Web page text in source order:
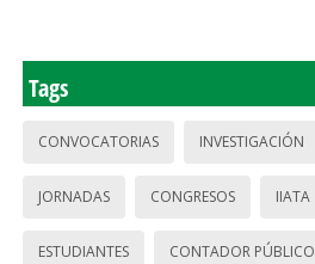
Tags
CONVOCATORIAS INVESTIGACIÓN
JORNADAS CONGRESOS IIATA
ESTUDIANTES CONTADOR PÚBLICO